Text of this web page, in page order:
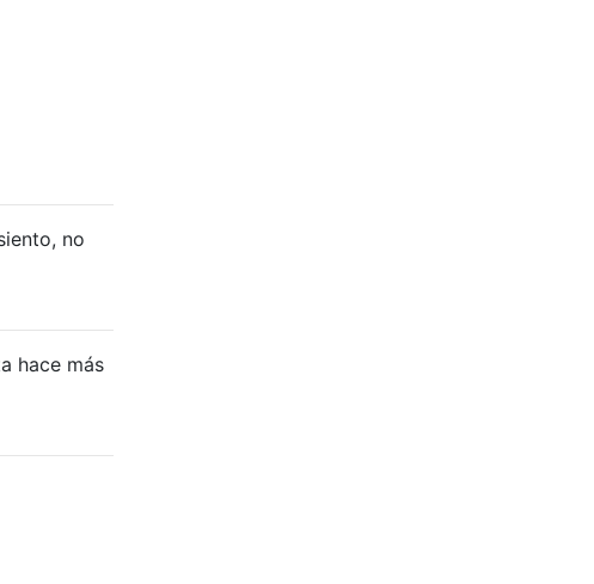
no
hace más